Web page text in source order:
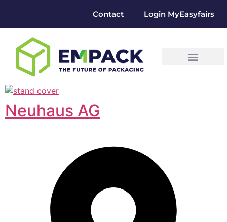
Contact Login MyEasyfairs
Neuhaus AG